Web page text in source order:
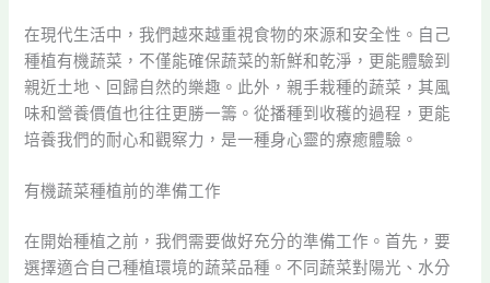
在現代生活中，我們越來越重視食物的來源和安全性。自己
種植有機蔬菜，不僅能確保蔬菜的新鮮和乾淨，更能體驗到
親近土地、回歸自然的樂趣。此外，親手栽種的蔬菜，其風
味和營養價值也往往更勝一籌。從播種到收穫的過程，更能
培養我們的耐心和觀察力，是一種身心靈的療癒體驗。
有機蔬菜種植前的準備工作
在開始種植之前，我們需要做好充分的準備工作。首先，要
選擇適合自己種植環境的蔬菜品種。不同蔬菜對陽光、水分